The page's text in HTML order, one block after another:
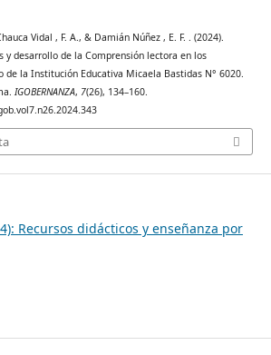
Vidal , F. A., & Damián Núñez , E. F. . (2024).
y desarrollo de la Comprensión lectora en los
de la Institución Educativa Micaela Bastidas N° 6020.
IGOBERNANZA, 7(26), 134–160.
Recursos didácticos y enseñanza por